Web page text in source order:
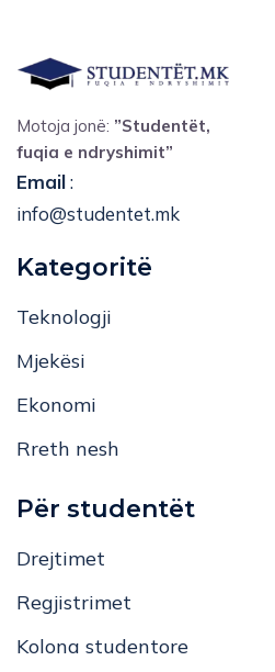
Motoja jonë: ”Studentët,
fuqia e ndryshimit”
Email:
info@studentet.mk
Kategoritë
Teknologji
Mjekësi
Ekonomi
Rreth nesh
Për studentët
Drejtimet
Regjistrimet
Kolona studentore